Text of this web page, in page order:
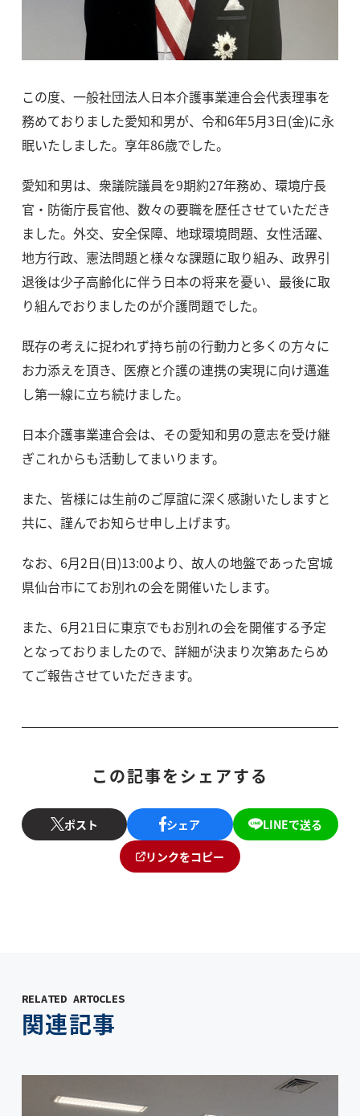
この度、一般社団法人日本介護事業連合会代表理事を
務めておりました愛知和男が、令和6年5月3日(金)に永
眠いたしました。享年86歳でした。
愛知和男は、衆議院議員を9期約27年務め、環境庁長
官・防衛庁長官他、数々の要職を歴任させていただき
ました。外交、安全保障、地球環境問題、女性活躍、
地方行政、憲法問題と様々な課題に取り組み、政界引
退後は少子高齢化に伴う日本の将来を憂い、最後に取
り組んでおりましたのが介護問題でした。
既存の考えに捉われず持ち前の行動力と多くの方々に
お力添えを頂き、医療と介護の連携の実現に向け邁進
し第一線に立ち続けました。
日本介護事業連合会は、その愛知和男の意志を受け継
ぎこれからも活動してまいります。
また、皆様には生前のご厚誼に深く感謝いたしますと
共に、謹んでお知らせ申し上げます。
なお、6月2日(日)13:00より、故人の地盤であった宮城
県仙台市にてお別れの会を開催いたします。
また、6月21日に東京でもお別れの会を開催する予定
となっておりましたので、詳細が決まり次第あたらめ
てご報告させていただきます。
この記事をシェアする
ポスト シェア
LINEで送る
リンクをコピー
RELATED ARTOCLES
関連記事